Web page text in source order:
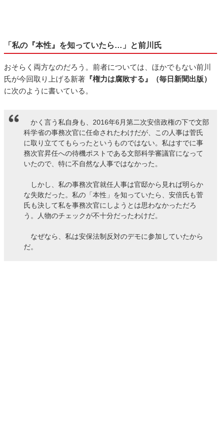
「私の『本性』を知っていたら…」と前川氏
おそらく両方なのだろう。前者については、ほかでもない前川
氏が今回取り上げる新著 『権力は腐敗する』（毎日新聞出版）
に次のように書いている。
かく言う私自身も、2016年6月第二次安倍政権の下で文部
科学省の事務次官に任命されたわけだが、この人事は菅氏
に取り立ててもらったというものではない。私はすでに事
務次官昇任への待機ポストである文部科学審議官になって
いたので、特に不自然な人事ではなかった。
しかし、私の事務次官就任人事は官邸から見れば明らか
な失敗だった。私の「本性」を知っていたら、安倍氏も菅
氏も決して私を事務次官にしようとは思わなかっただろ
う。人物のチェックが不十分だったわけだ。
なぜなら、私は安保法制反対のデモに参加していたから
だ。